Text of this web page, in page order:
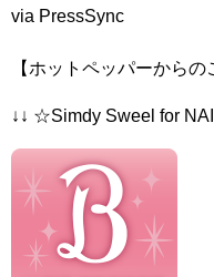
via PressSync
【ホットペッパーから
↓↓ ☆Simdy Sweel for